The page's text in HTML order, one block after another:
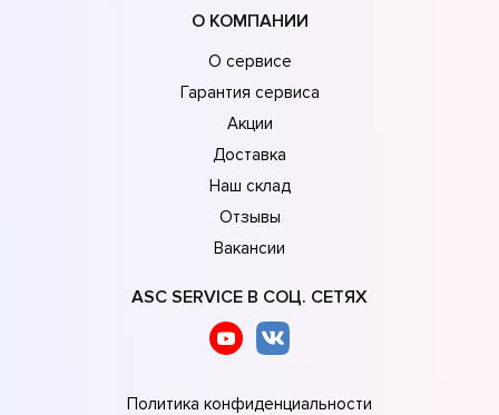
О КОМПАНИИ
О сервисе
Гарантия сервиса
Акции
Доставка
Наш склад
Отзывы
Вакансии
ASC SERVICE В СОЦ. СЕТЯХ
Политика конфиденциальности